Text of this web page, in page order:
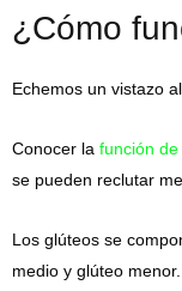
¿Cómo
Echemos un vistazo
Conocer la función
se pueden reclutar
Los glúteos se
medio y glúteo menor.